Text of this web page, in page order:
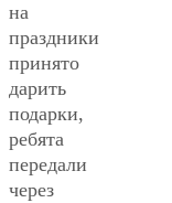
на
праздники
принято
дарить
подарки,
ребята
передали
через